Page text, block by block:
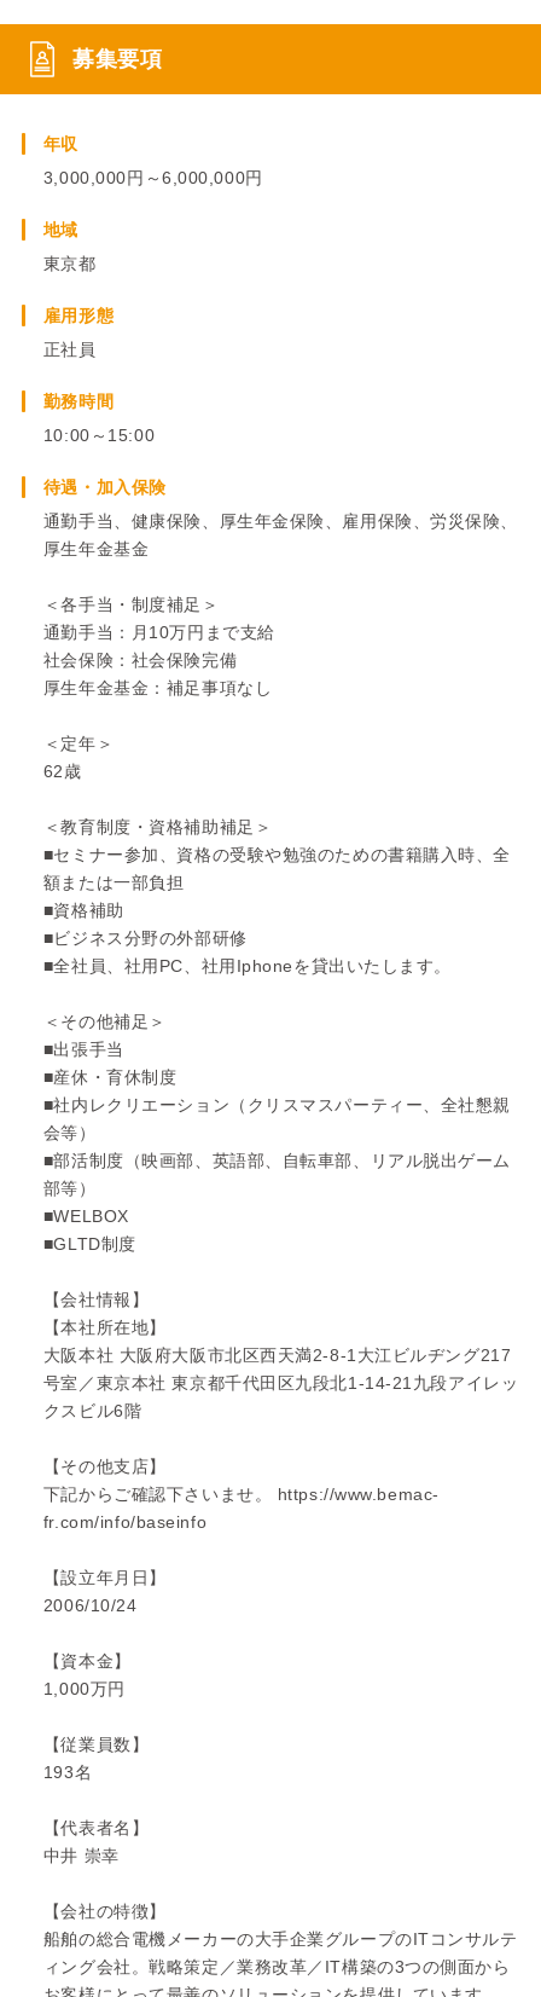
募集要項
年収
3,000,000円～6,000,000円
地域
東京都
雇用形態
正社員
勤務時間
10:00～15:00
待遇・加入保険
通勤手当、健康保険、厚生年金保険、雇用保険、労災保険、
厚生年金基金
＜各手当・制度補足＞
通勤手当：月10万円まで支給
社会保険：社会保険完備
厚生年金基金：補足事項なし
＜定年＞
62歳
＜教育制度・資格補助補足＞
■セミナー参加、資格の受験や勉強のための書籍購入時、全
額または一部負担
■資格補助
■ビジネス分野の外部研修
■全社員、社用PC、社用Iphoneを貸出いたします。
＜その他補足＞
■出張手当
■産休・育休制度
■社内レクリエーション（クリスマスパーティー、全社懇親
会等）
■部活制度（映画部、英語部、自転車部、リアル脱出ゲーム
部等）
■WELBOX
■GLTD制度
【会社情報】
【本社所在地】
大阪本社 大阪府大阪市北区西天満2-8-1大江ビルヂング217
号室／東京本社 東京都千代田区九段北1-14-21九段アイレッ
クスビル6階
【その他支店】
下記からご確認下さいませ。 https://www.bemac-
fr.com/info/baseinfo
【設立年月日】
2006/10/24
【資本金】
1,000万円
【従業員数】
193名
【代表者名】
中井 崇幸
【会社の特徴】
船舶の総合電機メーカーの大手企業グループのITコンサルテ
ィング会社。戦略策定／業務改革／IT構築の3つの側面から